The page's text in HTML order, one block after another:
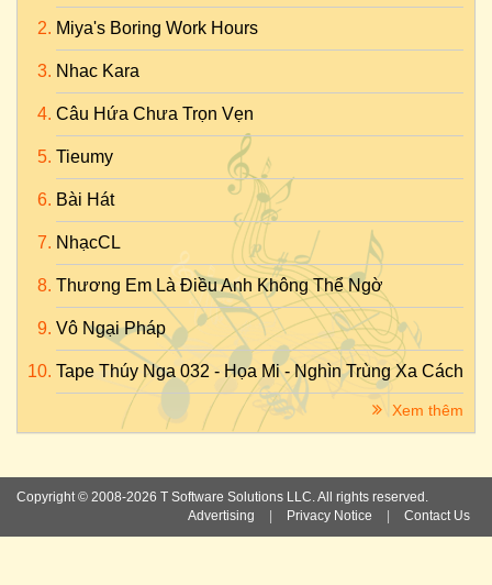
Miya's Boring Work Hours
Nhac Kara
Câu Hứa Chưa Trọn Vẹn
Tieumy
Bài Hát
NhạcCL
Thương Em Là Điều Anh Không Thể Ngờ
Vô Ngại Pháp
Tape Thúy Nga 032 - Họa Mi - Nghìn Trùng Xa Cách
Xem thêm
Copyright © 2008-2026 T Software Solutions LLC. All rights reserved.
Advertising
Privacy Notice Contact Us